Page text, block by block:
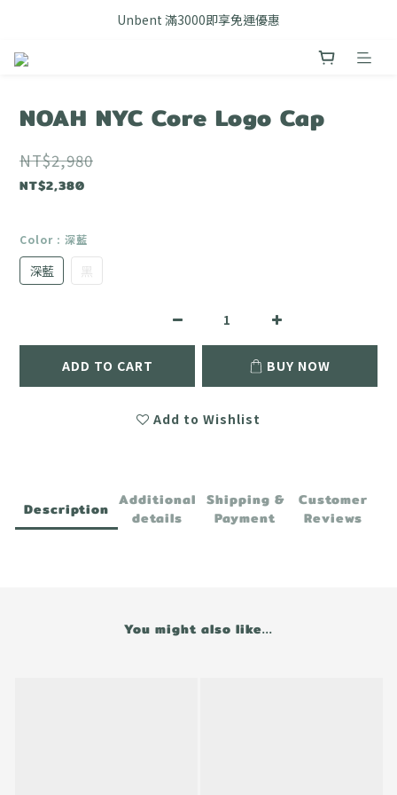
FB搜尋優惠社群 🔎 DOUSHOP 選貨
Unbent 滿3000即享免運優惠
NOAH NYC Core Logo Cap
NT$2,980
NT$2,380
Color : 深藍
深藍 黑
ADD TO CART BUY NOW
Add to Wishlist
Description Additional
details
Shipping &
Payment
Customer
Reviews
You might also like...